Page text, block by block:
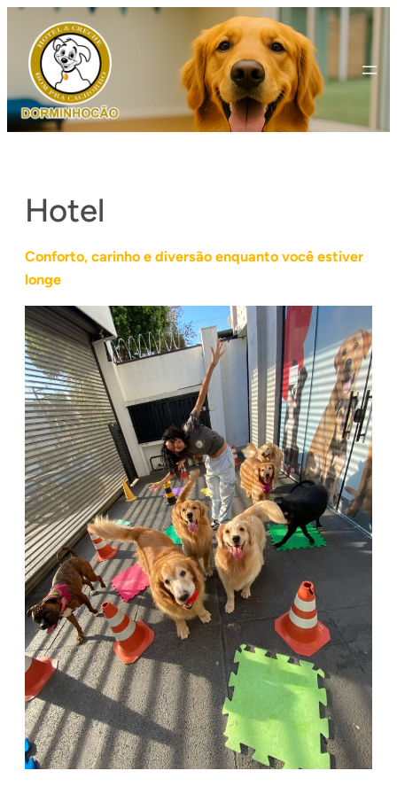
para
conteúdo
Hotel
Conforto, carinho e diversão enquanto você estiver
longe